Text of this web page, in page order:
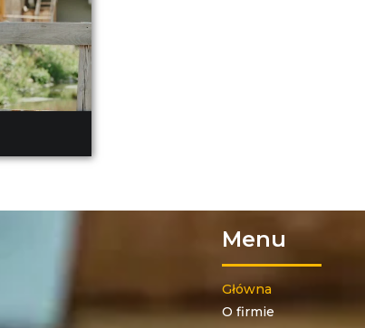
Menu
Główna
O firmie